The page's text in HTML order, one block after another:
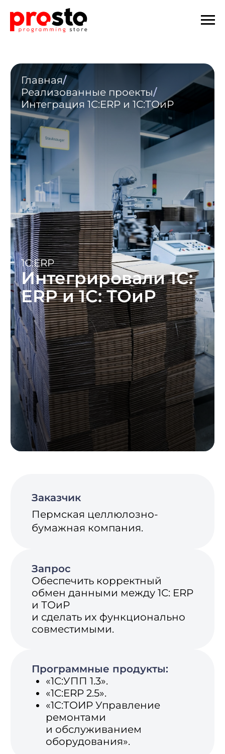
Реализованные проекты/
Интеграция 1С:ERP и 1С:ТОиР
1С:ERP
Интегрировали 1С:
ERP и 1С: ТОиР
Заказчик
Пермская целлюлозно-
бумажная компания.
Запрос
Обеспечить корректный
обмен данными между 1С: ERP
и ТОиР
и сделать их функционально
совместимыми.
«1С:ERP 2.5».
«1C:ТОИР Управление
ремонтами
и обслуживанием
оборудования».
Модель сотрудничества
Аутстафинг
программистов 1С